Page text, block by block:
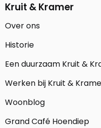
Kruit & Kramer
Over ons
Historie
Een duurzaam Kruit &
Werken bij Kruit &
Woonblog
Grand Café Hoendiep